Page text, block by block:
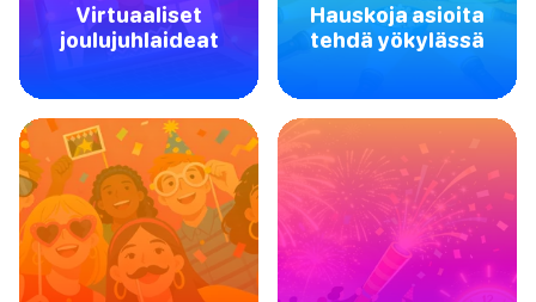
Virtuaaliset
joulujuhlaideat
Hauskoja asioita
tehdä yökylässä